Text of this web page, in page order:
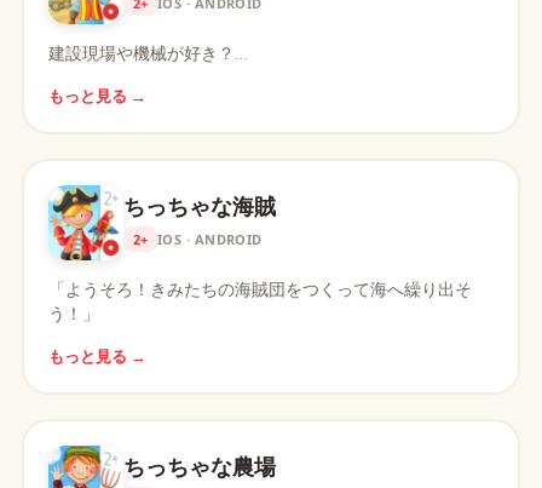
建設現場や機械が好き？…
もっと見る →
ちっちゃな海賊
2+ IOS · ANDROID
「ようそろ！きみたちの海賊団をつくって海へ繰り出そ
う！」
もっと見る →
ちっちゃな農場